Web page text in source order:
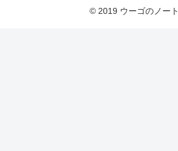
© 2019 ウーゴのノート.